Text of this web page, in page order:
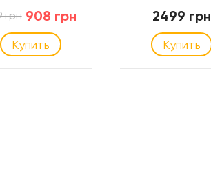
грн 908 грн
Купить
2499 грн
Купить